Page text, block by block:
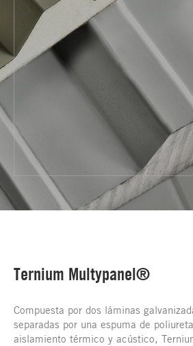
Ternium Multypanel®
Compuesta por dos láminas
separadas por una espuma de
aislamiento térmico y acústico,